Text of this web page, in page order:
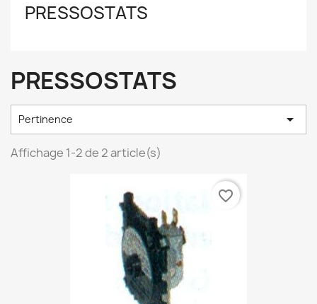
PRESSOSTATS
PRESSOSTATS
Pertinence 
Affichage 1-2 de 2 article(s)
favorite_border